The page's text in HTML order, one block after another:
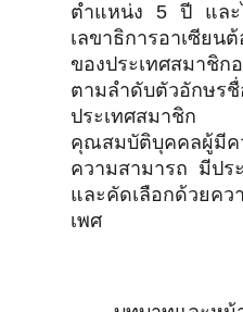
ตำแหน่ง 5 ปี และ
เลขาธิการอาเซียน
ของประเทศสมาชิก
ตามลำดับตัวอักษร
ประเทศสมาชิก
คุณสมบัติบุคคลผู้มี
ความสามารถ มีปร
และคัดเลือกด้วยคว
เพศ